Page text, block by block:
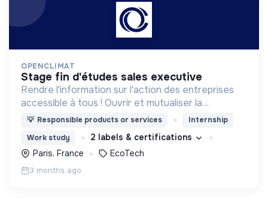
OPENCLIMAT
stage fin d'études sales executive
Rendre l'information sur l'action des entreprises
accessible à tous ! Ouvrir et mutualiser la
connaissance climatique, pour réussir tous
💡 Responsible products or services
Internship
Work study
2 labels & certifications
Paris, France
EcoTech
3 months ago